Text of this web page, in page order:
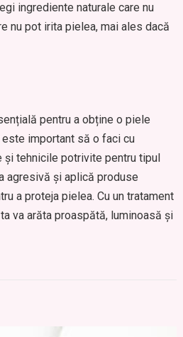
ingrediente naturale care nu
nu pot irita pielea, mai ales dacă
pentru a obține o piele
important să o faci cu
și tehnicile potrivite pentru tipul
agresivă și aplică produse
a proteja pielea. Cu un tratament
va arăta proaspătă, luminoasă și